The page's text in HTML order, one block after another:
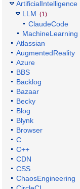
ArtificialIntelligence
LLM (1)
ClaudeCode
MachineLearning
Atlassian
AugmentedReality
Azure
BBS
Backlog
Bazaar
Becky
Blog
Blynk
Browser
C
C++
CDN
CSS
ChaosEngineering